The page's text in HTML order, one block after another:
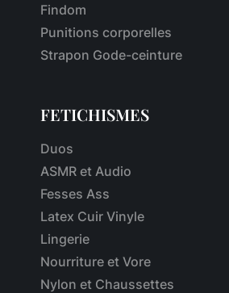
Findom
Punitions corporelles
Strapon Gode-ceinture
FETICHISMES
Duos
ASMR et Audio
Fesses Ass
Latex Cuir Vinyle
Lingerie
Nourriture et Vore
Nylon et Chaussettes